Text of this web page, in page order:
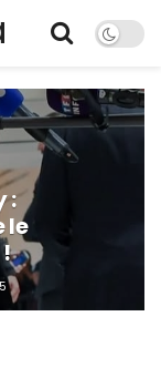
:
le